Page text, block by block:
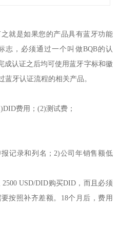
就是如果您的产品具有蓝牙功能
志，必须通过一个叫做BQB的认
成认证之后均可使用蓝牙字标和徽
牙认证流程的相关产品。
费用；(2)测试费；
记录和列名；2)公司年销售额低
USD/DID购买DID，而且必须
按照补齐差额。18个月后，费用